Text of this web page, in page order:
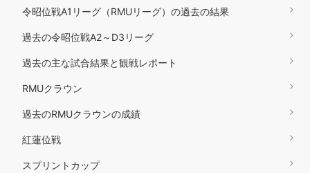
令昭位戦A1リーグ（RMUリーグ）の過去の結果
過去の令昭位戦A2～D3リーグ
過去の主な試合結果と観戦レポート
RMUクラウン
過去のRMUクラウンの成績
紅蓮位戦
スプリントカップ